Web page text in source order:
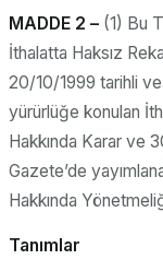
MADDE 2 – (1) Bu
İthalatta Haksız
20/10/1999 tarihli ve
yürürlüğe konulan
Hakkında Karar ve
Gazete’de
Hakkında
Tanımlar